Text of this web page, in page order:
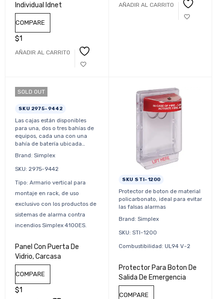
Individual Idnet
COMPARE
$1
AÑADIR AL CARRITO
AÑADIR AL CARRITO
SOLD OUT
SKU 2975-9442
Las cajas están disponibles
para una, dos o tres bahías de
equipos, cada una con una
bahía de batería ubicada…
Brand: Simplex
SKU: 2975-9442
Tipo: Armario vertical para
montaje en rack, de uso
exclusivo con los productos de
sistemas de alarma contra
incendios Simplex 4100ES.
Panel Con Puerta De
Vidrio, Carcasa
COMPARE
$1
SKU STI-1200
Protector de boton de material
policarbonato, ideal para evitar
las falsas alarmas
Brand: Simplex
SKU: STI-1200
Combustibilidad: UL94 V-2
Protector Para Boton De
Salida De Emergencia
COMPARE